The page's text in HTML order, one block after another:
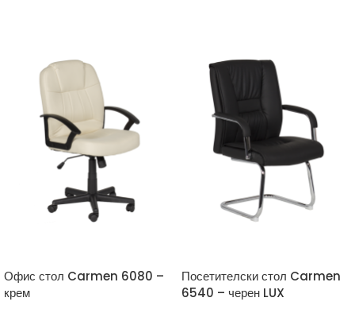
Офис стол Carmen 6080 –
крем
Посетителски стол Carmen
6540 – черен LUX